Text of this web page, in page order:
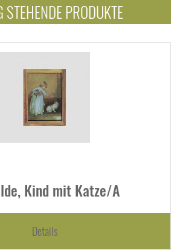
PRODUKTE
Kind mit Katze/A
Details